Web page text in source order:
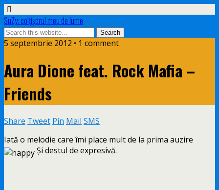
SuZy: colţişorul meu de lume
5 septembrie 2012 • 1 comment
Aura Dione feat. Rock Mafia –
Friends
Share Tweet Pin Mail SMS
Iată o melodie care îmi place mult de la prima auzire
Şi destul de expresivă.